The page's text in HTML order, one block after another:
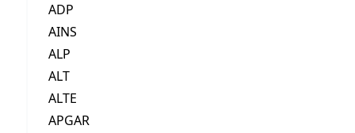
ADP
AINS
ALP
ALT
ALTE
APGAR